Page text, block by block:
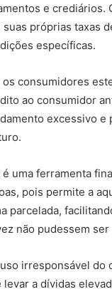
e crediários.
próprias taxas
específicas.
consumidores
ao consumidor
excessivo e
uma ferramenta
pois permite a
parcelada,
não pudessem
irresponsável do
a dívidas